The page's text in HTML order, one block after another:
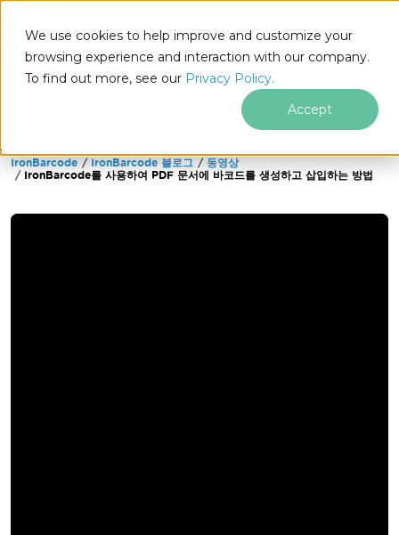
We use cookies to help improve and customize your
browsing experience and interaction with our company.
To find out more, see our Privacy Policy.
Accept
푸터 콘텐츠로 바로가기
IronBarcode IronBarcode 블로그
동영상
IronBarcode를 사용하여 PDF 문서에 바코드를 생성하고 삽입하는 방법